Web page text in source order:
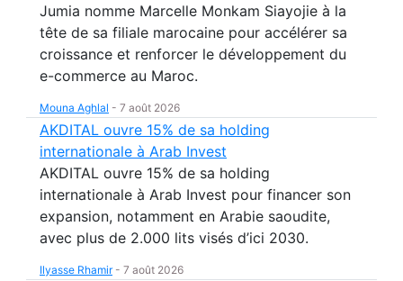
Jumia nomme Marcelle Monkam Siayojie à la
tête de sa filiale marocaine pour accélérer sa
croissance et renforcer le développement du
e-commerce au Maroc.
Mouna Aghlal - 7 août 2026
AKDITAL ouvre 15% de sa holding
internationale à Arab Invest
AKDITAL ouvre 15% de sa holding
internationale à Arab Invest pour financer son
expansion, notamment en Arabie saoudite,
avec plus de 2.000 lits visés d’ici 2030.
Ilyasse Rhamir- 7 août 2026